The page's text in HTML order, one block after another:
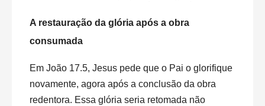
A restauração da glória após a obra
consumada
Em João 17.5, Jesus pede que o Pai o glorifique
novamente, agora após a conclusão da obra
redentora. Essa glória seria retomada não